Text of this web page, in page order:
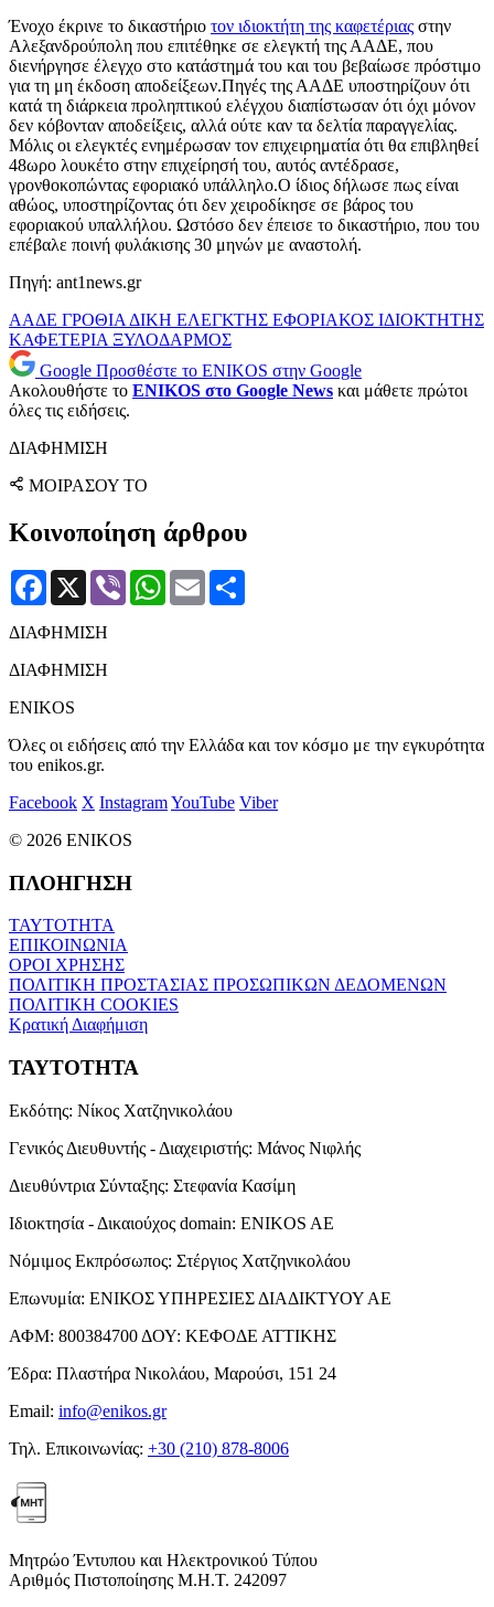
Ένοχο έκρινε το δικαστήριο τον ιδιοκτήτη της καφετέριας στην
Αλεξανδρούπολη που επιτέθηκε σε ελεγκτή της ΑΑΔΕ, που
διενήργησε έλεγχο στο κατάστημά του και του βεβαίωσε πρόστιμο
για τη μη έκδοση αποδείξεων.Πηγές της ΑΑΔΕ υποστηρίζουν ότι
κατά τη διάρκεια προληπτικού ελέγχου διαπίστωσαν ότι όχι μόνον
δεν κόβονταν αποδείξεις, αλλά ούτε καν τα δελτία παραγγελίας.
Μόλις οι ελεγκτές ενημέρωσαν τον επιχειρηματία ότι θα επιβληθεί
48ωρο λουκέτο στην επιχείρησή του, αυτός αντέδρασε,
γρονθοκοπώντας εφοριακό υπάλληλο.Ο ίδιος δήλωσε πως είναι
αθώος, υποστηρίζοντας ότι δεν χειροδίκησε σε βάρος του
εφοριακού υπαλλήλου. Ωστόσο δεν έπεισε το δικαστήριο, που του
επέβαλε ποινή φυλάκισης 30 μηνών με αναστολή.
Πηγή: ant1news.gr
ΑΑΔΕ ΓΡΟΘΙΑ ΔΙΚΗ ΕΛΕΓΚΤΗΣ ΕΦΟΡΙΑΚΟΣ ΙΔΙΟΚΤΗΤΗΣ
ΚΑΦΕΤΕΡΙΑ ΞΥΛΟΔΑΡΜΟΣ
Google Προσθέστε το ENIKOS στην Google
Ακολουθήστε το ENIKOS στο Google News και μάθετε πρώτοι
όλες τις ειδήσεις.
ΔΙΑΦΗΜΙΣΗ
ΜΟΙΡΑΣΟΥ ΤΟ
Κοινοποίηση άρθρου
Facebook
X Viber WhatsApp
Email
ΔΙΑΦΗΜΙΣΗ
ΔΙΑΦΗΜΙΣΗ
ENIKOS
Όλες οι ειδήσεις από την Ελλάδα και τον κόσμο με την εγκυρότητα
του enikos.gr.
Facebook X InstagramYouTube Viber
© 2026 ENIKOS
ΠΛΟΗΓΗΣΗ
ΤΑΥΤΟΤΗΤΑ
ΕΠΙΚΟΙΝΩΝΙΑ
ΟΡΟΙ ΧΡΗΣΗΣ
ΠΟΛΙΤΙΚΗ ΠΡΟΣΤΑΣΙΑΣ ΠΡΟΣΩΠΙΚΩΝ ΔΕΔΟΜΕΝΩΝ
ΠΟΛΙΤΙΚΗ COOKIES
Κρατική Διαφήμιση
ΤΑΥΤΟΤΗΤΑ
Εκδότης: Νίκος Χατζηνικολάου
Γενικός Διευθυντής - Διαχειριστής: Μάνος Νιφλής
Διευθύντρια Σύνταξης: Στεφανία Κασίμη
Ιδιοκτησία - Δικαιούχος domain: ENIKOS AE
Νόμιμος Εκπρόσωπος: Στέργιος Χατζηνικολάου
Επωνυμία: ΕΝΙΚΟΣ ΥΠΗΡΕΣΙΕΣ ΔΙΑΔΙΚΤΥΟΥ ΑΕ
ΑΦΜ: 800384700 ΔΟΥ: ΚΕΦΟΔΕ ΑΤΤΙΚΗΣ
Έδρα: Πλαστήρα Νικολάου, Μαρούσι, 151 24
Email: info@enikos.gr
Τηλ. Επικοινωνίας: +30 (210) 878-8006
Μητρώο Έντυπου και Ηλεκτρονικού Τύπου
Αριθμός Πιστοποίησης Μ.Η.Τ. 242097